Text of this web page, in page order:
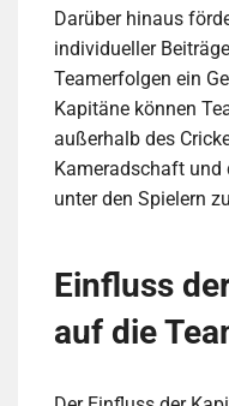
Darüber hinaus
individueller
Teamerfolgen ein
Kapitäne können
außerhalb des
Kameradschaft und
unter den Spielern
Einfluss
auf die